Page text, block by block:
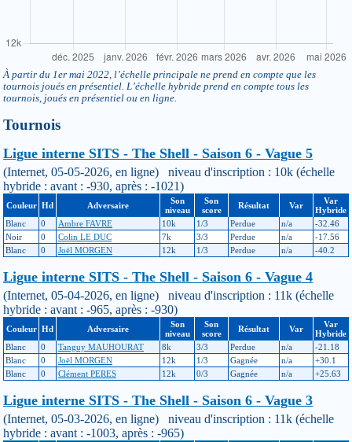
À partir du 1er mai 2022, l’échelle principale ne prend en compte que les
tournois joués en présentiel. L’échelle hybride prend en compte tous les
tournois, joués en présentiel ou en ligne.
Tournois
Ligue interne SITS - The Shell - Saison 6 - Vague 5
(Internet, 05-05-2026, en ligne) niveau d'inscription : 10k (échelle
hybride : avant : -930, après : -1021)
Couleur Hd Adversaire
Son
niveau
Son
score
Résultat Var
Var
Hybride
Blanc
0 Ambre FAVRE 10k 1/3 Perdue n/a
-32.46
Noir
0 Colin LE DUC 7k 3/3 Perdue n/a
-17.56
Blanc
0 Joël MORGEN 12k 1/3 Perdue n/a -40.2
Ligue interne SITS - The Shell - Saison 6 - Vague 4
(Internet, 05-04-2026, en ligne) niveau d'inscription : 11k (échelle
hybride : avant : -965, après : -930)
Couleur Hd Adversaire
Son
niveau
Son
score
Résultat Var
Var
Hybride
Blanc
0 Tanguy MAUHOURAT 8k 3/3 Perdue n/a
-21.18
Blanc
0 Joël MORGEN 12k 1/3 Gagnée n/a
+30.1
Blanc
0 Clément PERES 12k 0/3 Gagnée n/a +25.63
Ligue interne SITS - The Shell - Saison 6 - Vague 3
(Internet, 05-03-2026, en ligne) niveau d'inscription : 11k (échelle
hybride : avant : -1003, après : -965)